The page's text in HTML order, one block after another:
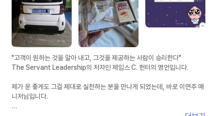
있는 분이라고 생각합니다.
좋은 차량 진행 도와주셔서 진심으로 감사드립니다. 앞으로도 잘 부탁드립니
다
"고객이 원하는 것을 알아 내고, 그것을 제공하는 사람이 승리한다"
The Servant Leadership의 저자인 제임스 C. 헌터의 명언입니다.
제가 운 좋게도 그걸 제대로 실천하는 분을 만나게 되었는데, 바로 이연주 매
니저님입니다.